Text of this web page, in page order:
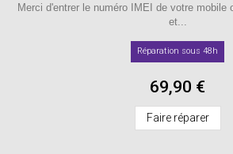
Merci d'entrer le numéro IMEI de votre mobile
et...
Réparation sous 48h
69,90 €
Faire réparer